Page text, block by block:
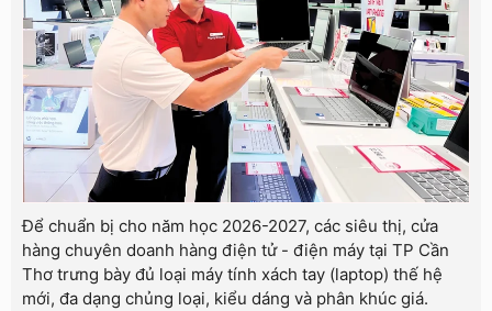
Để chuẩn bị cho năm học 2026-2027, các siêu thị, cửa
hàng chuyên doanh hàng điện tử - điện máy tại TP Cần
Thơ trưng bày đủ loại máy tính xách tay (laptop) thế hệ
mới, đa dạng chủng loại, kiểu dáng và phân khúc giá.